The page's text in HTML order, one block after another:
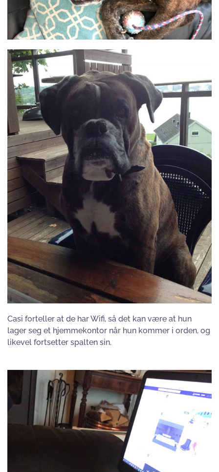
Casi forteller at de har Wifi, så det kan være at hun
lager seg et hjemmekontor når hun kommer i orden, og
likevel fortsetter spalten sin.